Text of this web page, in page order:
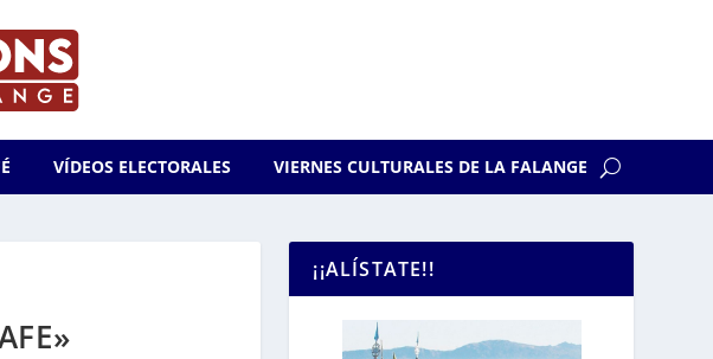
VÍDEOS ELECTORALES VIERNES CULTURALES DE LA FALANGE
¡¡ALÍSTATE!!